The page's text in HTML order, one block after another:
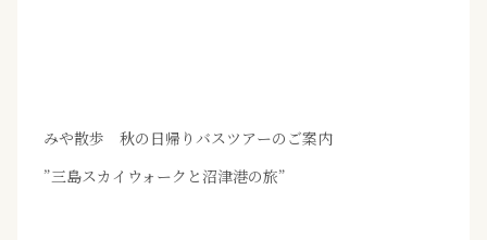
みや散歩 秋の日帰りバスツアーのご案内
”三島スカイウォークと沼津港の旅”